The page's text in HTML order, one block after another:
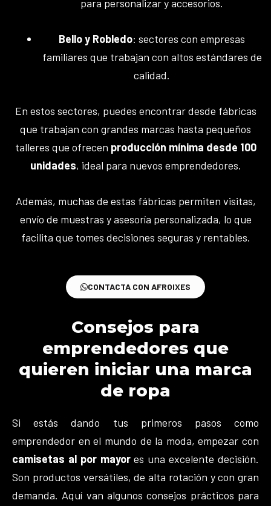
para personalizar y accesorios.
Bello y Robledo: sectores con empresas
familiares que trabajan con altos estándares de
calidad.
En estos sectores, puedes encontrar desde fábricas
que trabajan con grandes marcas hasta pequeños
talleres que ofrecen producción mínima desde 100
unidades, ideal para nuevos emprendedores.
Además, muchas de estas fábricas permiten visitas,
envío de muestras y asesoría personalizada, lo que
facilita que tomes decisiones seguras y rentables.
CONTACTA CON AFROIXES
Consejos para
emprendedores que
quieren iniciar una marca
de ropa
Si estás dando tus primeros pasos como
emprendedor en el mundo de la moda, empezar con
camisetas al por mayores una excelente decisión.
Son productos versátiles, de alta rotación y con gran
demanda. Aquí van algunos consejos prácticos para